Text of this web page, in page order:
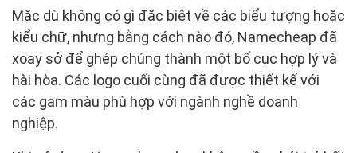
Mặc dù không có gì đặc biệt về các biểu tượng hoặc
kiểu chữ, nhưng bằng cách nào đó, Namecheap đã
xoay sở để ghép chúng thành một bố cục hợp lý và
hài hòa. Các logo cuối cùng đã được thiết kế với
các gam màu phù hợp với ngành nghề doanh
nghiệp.